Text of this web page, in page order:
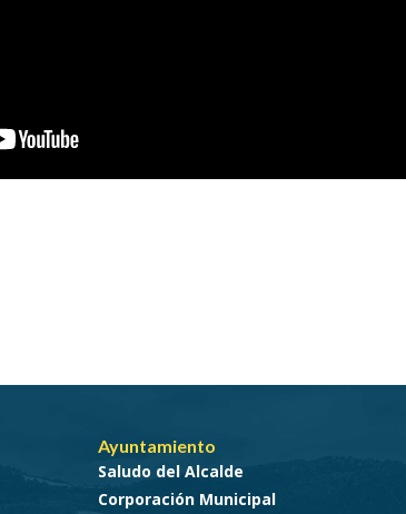
Ayuntamiento
Saludo del Alcalde
Corporación Municipal